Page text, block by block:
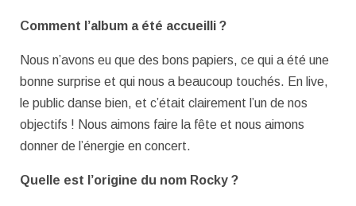
Comment l’album a été accueilli ?
Nous n’avons eu que des bons papiers, ce qui a été une
bonne surprise et qui nous a beaucoup touchés. En live,
le public danse bien, et c’était clairement l’un de nos
objectifs ! Nous aimons faire la fête et nous aimons
donner de l’énergie en concert.
Quelle est l’origine du nom Rocky ?